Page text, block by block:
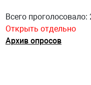
Всего проголосовало:
Открыть отдельно
Архив опросов